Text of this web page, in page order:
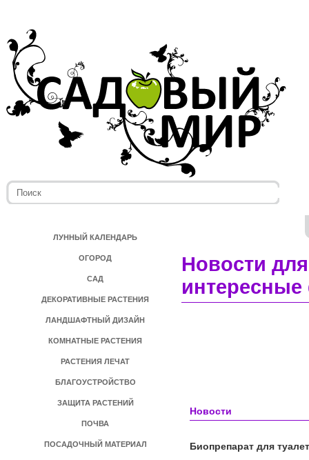
ЛУННЫЙ КАЛЕНДАРЬ
ОГОРОД
САД
ДЕКОРАТИВНЫЕ РАСТЕНИЯ
ЛАНДШАФТНЫЙ ДИЗАЙН
КОМНАТНЫЕ РАСТЕНИЯ
РАСТЕНИЯ ЛЕЧАТ
БЛАГОУСТРОЙСТВО
ЗАЩИТА РАСТЕНИЙ
ПОЧВА
ПОСАДОЧНЫЙ МАТЕРИАЛ
Новости
Новости
Биопрепарат для